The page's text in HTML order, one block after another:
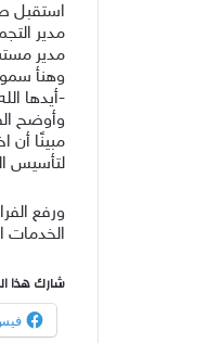
استقبل
مدير
مدير
وهنأ سمو
-أيدها
مبينًا أن
لتأسيس
ورفع
الخدمات
شارك هذا